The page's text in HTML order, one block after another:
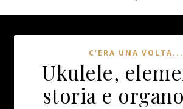
C'ERA UNA VOLTA...
Ukulele,
storia e